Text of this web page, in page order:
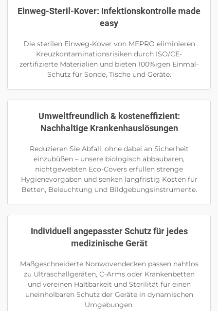
Einweg-Steril-Kover: Infektionskontrolle made
easy
Die sterilen Einweg-Kover von MEPRO eliminieren
Kreuzkontaminationsrisiken durch ISO/CE-
zertifizierte Materialien und bieten 100%igen Einmal-
Schutz für Sonde, Tische und Geräte.
Umweltfreundlich & kosteneffizient:
Nachhaltige Krankenhauslösungen
Reduzieren Sie Abfall, ohne dabei an Sicherheit
einzubüßen – unsere biologisch abbaubaren,
nichtgewebten Eco-Covers erfüllen strenge
Hygienevorgaben und senken langfristig Kosten für
Betten, Beleuchtung und Bildgebungsinstrumente.
Individuell angepasster Schutz für jedes
medizinische Gerät
Maßgeschneiderte Nonwovendecken passen nahtlos
zu Ultraschallgeräten, C-Arms oder Krankenbetten
und vereinen Haltbarkeit und Sterilität für einen
uneinholbaren Schutz der Geräte in dynamischen
Umgebungen.